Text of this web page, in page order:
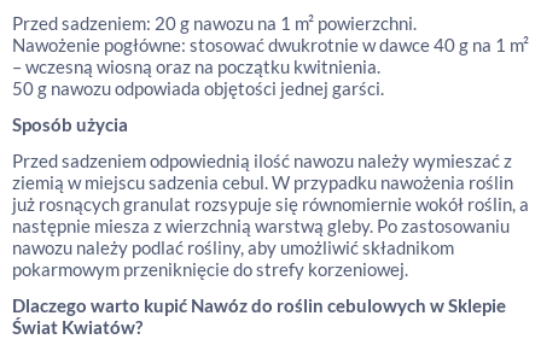
Przed sadzeniem: 20 g nawozu na 1 m² powierzchni.
Nawożenie pogłówne: stosować dwukrotnie w dawce 40 g na 1 m²
– wczesną wiosną oraz na początku kwitnienia.
50 g nawozu odpowiada objętości jednej garści.
Sposób użycia
Przed sadzeniem odpowiednią ilość nawozu należy wymieszać z
ziemią w miejscu sadzenia cebul. W przypadku nawożenia roślin
już rosnących granulat rozsypuje się równomiernie wokół roślin, a
następnie miesza z wierzchnią warstwą gleby. Po zastosowaniu
nawozu należy podlać rośliny, aby umożliwić składnikom
pokarmowym przeniknięcie do strefy korzeniowej.
Dlaczego warto kupić Nawóz do roślin cebulowych w Sklepie
Świat Kwiatów?